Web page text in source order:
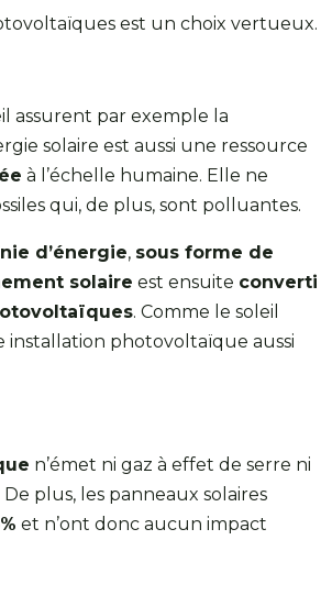
est un choix vertueux.
assurent par exemple la
solaire est aussi une ressource
à l’échelle humaine. Elle ne
qui, de plus, sont polluantes.
d’énergie, sous forme de
solaire est ensuite converti
. Comme le soleil
photovoltaïque aussi
n’émet ni gaz à effet de serre ni
plus, les panneaux solaires
et n’ont donc aucun impact